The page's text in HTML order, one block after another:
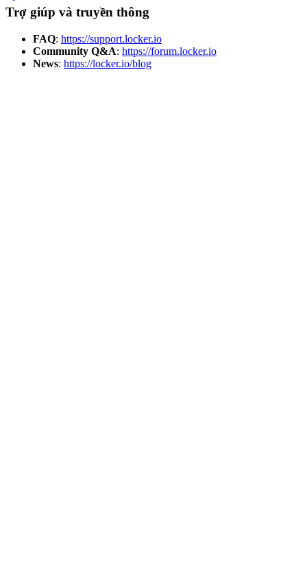
Trợ giúp và truyền thông
FAQ: https://support.locker.io
Community Q&A: https://forum.locker.io
News: https://locker.io/blog